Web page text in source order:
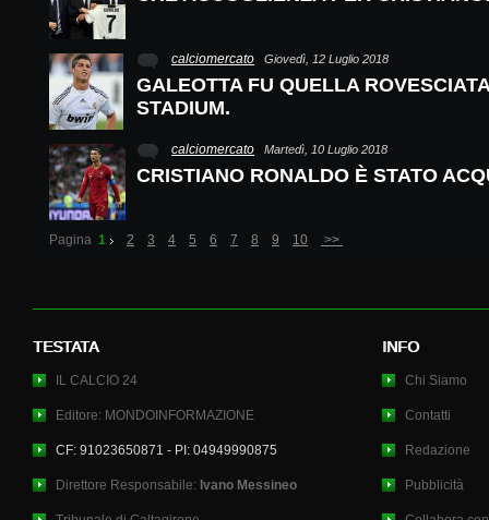
calciomercato Giovedì, 12 Luglio 2018
GALEOTTA FU QUELLA
STADIUM.
calciomercato Martedì, 10 Luglio 2018
CRISTIANO RONALDO È STATO
Pagina 1 2 3 4 5 6 7 8 9 10 >>
TESTATA
IL CALCIO 24
Editore: MONDOINFORMAZIONE
CF: 91023650871 - PI: 04949990875
Direttore Responsabile: Ivano Messineo
INFO
Chi Siamo
Contatti
Redazione
Pubblicità